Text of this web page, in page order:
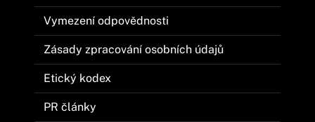
Vymezení odpovědnosti
Zásady zpracování osobních údajů
Etický kodex
PR články